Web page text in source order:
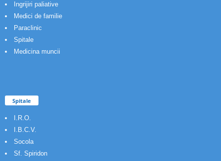
Ingrijiri paliative
Medici de familie
Paraclinic
Spitale
Medicina muncii
Spitale
I.R.O.
I.B.C.V.
Socola
Sf. Spiridon